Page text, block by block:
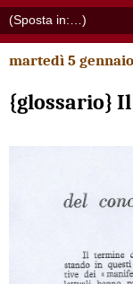
martedì 5
{glossario}